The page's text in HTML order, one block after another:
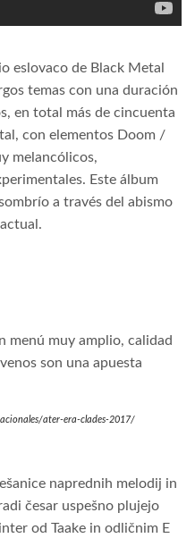
eslovaco de Black Metal
temas con una duración
en total más de cincuenta
con elementos Doom /
melancólicos,
Este álbum
a través del abismo
menú muy amplio, calidad
son una apuesta
ater-era-clades-2017/
naprednih melodij in
česar uspešno plujejo
od Taake in odličnim E